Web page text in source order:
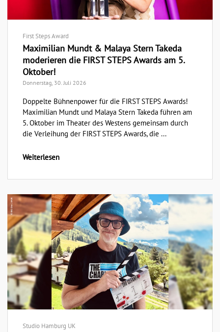
First Steps Award
Maximilian Mundt & Malaya Stern Takeda
moderieren die FIRST STEPS Awards am 5.
Oktober!
Donnerstag, 30. Juli 2026
Doppelte Bühnenpower für die FIRST STEPS Awards!
Maximilian Mundt und Malaya Stern Takeda führen am
5. Oktober im Theater des Westens gemeinsam durch
die Verleihung der FIRST STEPS Awards, die ...
Weiterlesen
Studio Hamburg UK